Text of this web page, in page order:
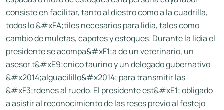
consiste en facilitar, tanto al diestro como a la cuadrilla,
todos lo &#xFA;tiles necesarios para lidia, tales como
cambio de muletas, capotes y estoques. Durante la lidia el
presidente se acompa&#xF1;a de un veterinario, un
asesor t&#xE9;cnico taurino y un delegado gubernativo
&#x2014;alguacilillo&#x2014; para transmitir las
&#xF3;rdenes al ruedo. El presidente est&#xE1; obligado
a asistir al reconocimiento de las reses previo al festejo